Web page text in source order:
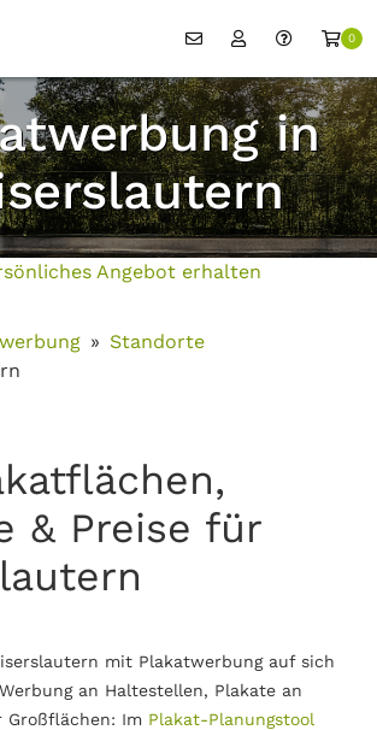
0
in
Angebot erhalten
Standorte
& Preise für
mit Plakatwerbung auf sich
an Haltestellen, Plakate an
Großflächen: Im Plakat-Planungstool